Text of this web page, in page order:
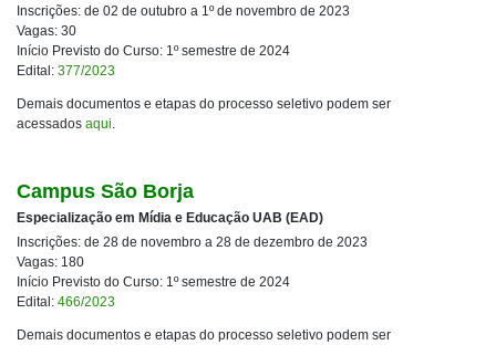
Inscrições: de 02 de outubro a 1º de novembro de 2023
Vagas: 30
Início Previsto do Curso: 1º semestre de 2024
Edital: 377/2023
Demais documentos e etapas do processo seletivo podem ser
acessados aqui.
Campus São Borja
Especialização em Mídia e Educação UAB (EAD)
Inscrições: de 28 de novembro a 28 de dezembro de 2023
Vagas: 180
Início Previsto do Curso: 1º semestre de 2024
Edital: 466/2023
Demais documentos e etapas do processo seletivo podem ser